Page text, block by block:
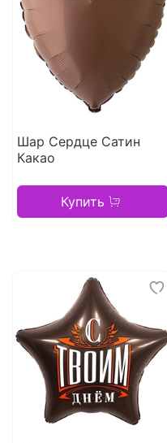
Шар Сердце Сатин
Какао
Купить